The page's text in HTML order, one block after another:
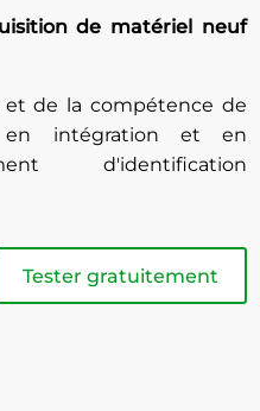
de matériel neuf
et de la compétence de
en intégration et en
d'identification
Tester gratuitement